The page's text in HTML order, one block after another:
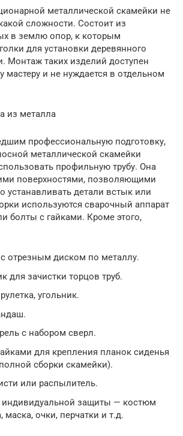
металлической скамейки не
сложности. Состоит из
в землю опор, к которым
для установки деревянного
Монтаж таких изделий доступен
и не нуждается в отдельном
из металла
профессиональную подготовку,
металлической скамейки
профильную трубу. Она
поверхностями, позволяющими
устанавливать детали встык или
используются сварочный аппарат
болты с гайками. Кроме этого,
с отрезным диском по металлу.
для зачистки торцов труб.
угольник.
с набором сверл.
для крепления планок сиденья
сборки скамейки).
или распылитель.
индивидуальной защиты — костюм
маска, очки, перчатки и т.д.